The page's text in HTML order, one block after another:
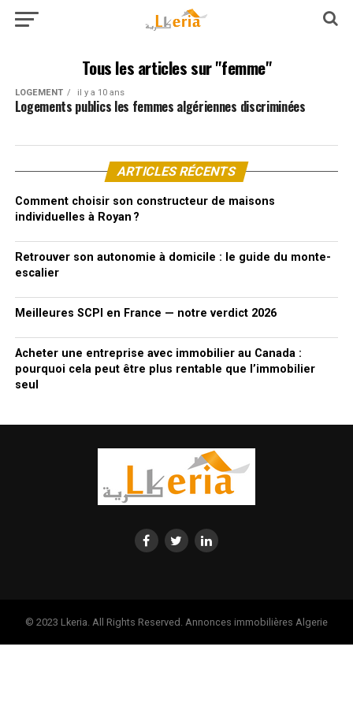
Tous les articles sur "femme"
LOGEMENT il y a 10 ans
Logements publics les femmes algériennes discriminées
ARTICLES RÉCENTS
Comment choisir son constructeur de maisons
individuelles à Royan ?
Retrouver son autonomie à domicile : le guide du monte-
escalier
Meilleures SCPI en France — notre verdict 2026
Acheter une entreprise avec immobilier au Canada :
pourquoi cela peut être plus rentable que l’immobilier
seul
© 2023 Lkeria. All Rights Reserved. Annonces immobilières Algerie